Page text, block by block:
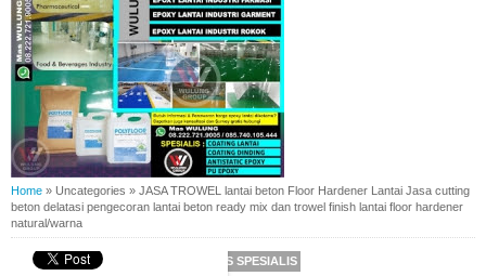
Home » Uncategories » JASA TROWEL lantai beton Floor Hardener Lantai Jasa cutting
beton delatasi pengecoran lantai beton ready mix dan trowel finish lantai floor hardener
natural/warna
BYMAS WULUNG CONCRETE SERVIS SPESIALIS